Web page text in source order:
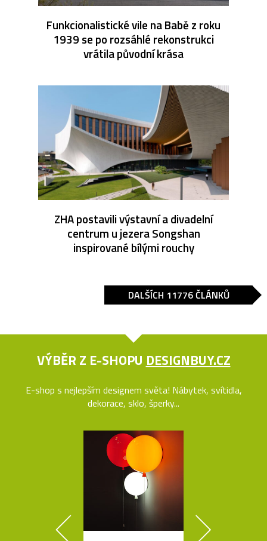
Funkcionalistické vile na Babě z roku
1939 se po rozsáhlé rekonstrukci
vrátila původní krása
ZHA postavili výstavní a divadelní
centrum u jezera Songshan
inspirované bílými rouchy
DALŠÍCH 11776 ČLÁNKŮ
VÝBĚR Z E-SHOPU DESIGNBUY.CZ
E-shop s nejlepším designem světa! Nábytek, svítidla,
dekorace, sklo, šperky...